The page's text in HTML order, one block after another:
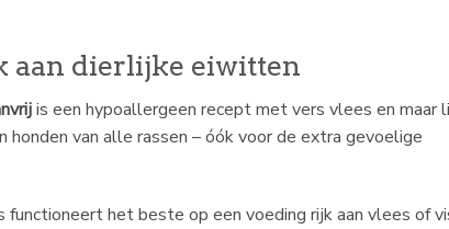
aan dierlijke eiwitten
is een hypoallergeen recept met vers vlees en maar
van alle rassen – óók voor de extra gevoelige
het beste op een voeding rijk aan vlees of